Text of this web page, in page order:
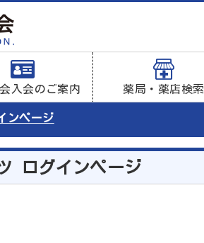
入会のご案内 薬局・薬店検索
ンページ
ログインページ